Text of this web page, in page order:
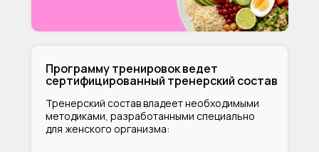
Тренерский состав владеет необходимыми
методиками, разработанными специально
для женского организма:
Программу тренировок ведет
сертифицированный тренерский состав